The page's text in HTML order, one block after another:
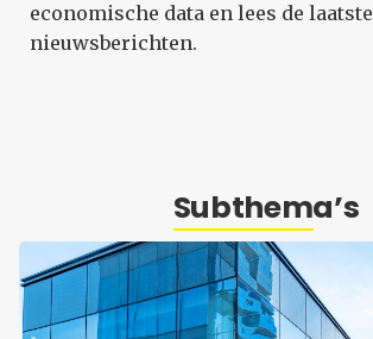
economische data en lees de laatste
nieuwsberichten.
Subthema’s